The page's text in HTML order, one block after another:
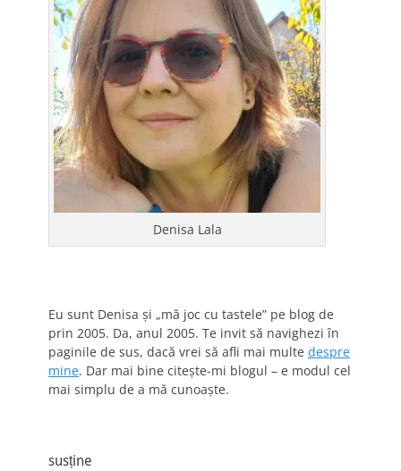
Denisa Lala
Eu sunt Denisa și „mă joc cu tastele” pe blog de
prin 2005. Da, anul 2005. Te invit să navighezi în
paginile de sus, dacă vrei să afli mai multe despre
mine. Dar mai bine citește-mi blogul – e modul cel
mai simplu de a mă cunoaște.
susține